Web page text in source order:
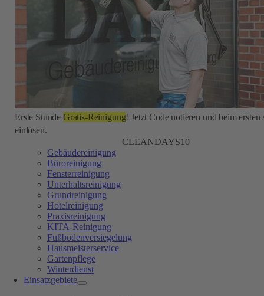
Erste Stunde Gratis-Reinigung! Jetzt Code notieren und beim ersten
einlösen.
CLEANDAYS10
Gebäudereinigung
Büroreinigung
Fensterreinigung
Unterhaltsreinigung
Grundreinigung
Hotelreinigung
Praxisreinigung
KITA-Reinigung
Fußbodenversiegelung
Hausmeisterservice
Gartenpflege
Winterdienst
Einsatzgebiete